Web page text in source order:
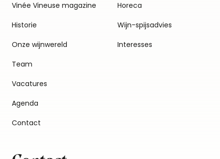
Vinée Vineuse magazine
Historie
Onze wijnwereld
Team
Vacatures
Agenda
Contact
Horeca
Wijn-spijsadvies
Interesses